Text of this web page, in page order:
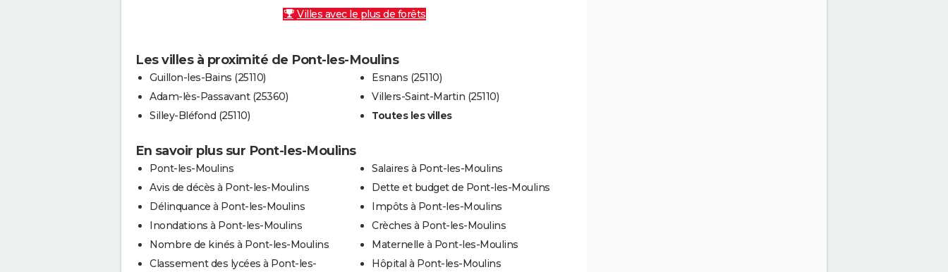
Villes avec le plus de forêts
Les villes à proximité de Pont-les-Moulins
Guillon-les-Bains (25110)
Adam-lès-Passavant (25360)
Silley-Bléfond (25110)
Esnans (25110)
Villers-Saint-Martin (25110)
Toutes les villes
En savoir plus sur Pont-les-Moulins
Pont-les-Moulins
Avis de décès à Pont-les-Moulins
Délinquance à Pont-les-Moulins
Inondations à Pont-les-Moulins
Nombre de kinés à Pont-les-Moulins
Classement des lycées à Pont-les-
Salaires à Pont-les-Moulins
Dette et budget de Pont-les-Moulins
Impôts à Pont-les-Moulins
Crèches à Pont-les-Moulins
Maternelle à Pont-les-Moulins
Hôpital à Pont-les-Moulins